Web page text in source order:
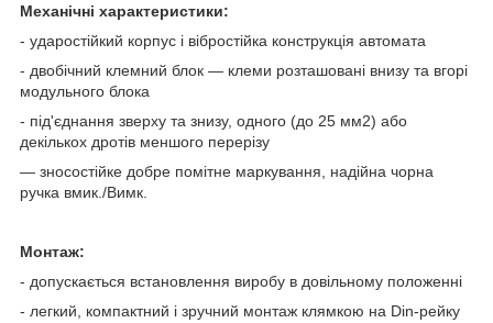
Механічні характеристики:
- ударостійкий корпус і вібростійка конструкція автомата
- двобічний клемний блок — клеми розташовані внизу та вгорі
модульного блока
- під'єднання зверху та знизу, одного (до 25 мм2) або
декількох дротів меншого перерізу
— зносостійке добре помітне маркування, надійна чорна
ручка вмик./Вимк.
Монтаж:
- допускається встановлення виробу в довільному положенні
- легкий, компактний і зручний монтаж клямкою на Din-рейку